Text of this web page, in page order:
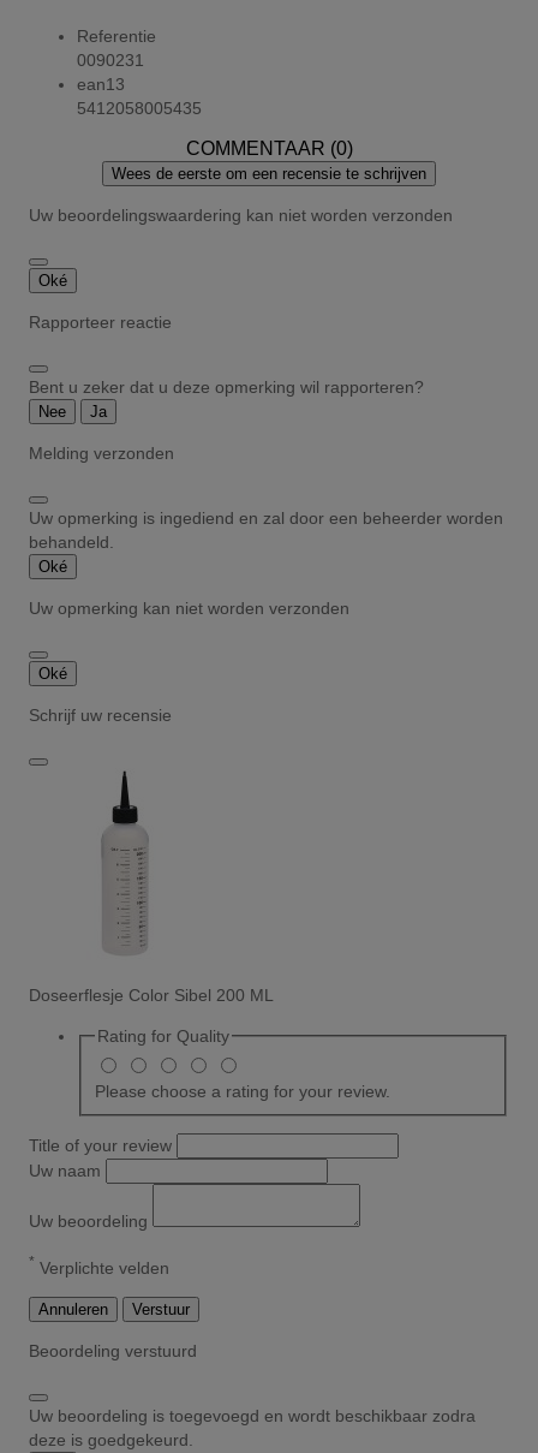
Referentie
0090231
ean13
5412058005435
COMMENTAAR (0)
Wees de eerste om een recensie te schrijven
Uw beoordelingswaardering kan niet worden verzonden
Oké
Rapporteer reactie
Bent u zeker dat u deze opmerking wil rapporteren?
Nee Ja
Melding verzonden
Uw opmerking is ingediend en zal door een beheerder worden
behandeld.
Oké
Uw opmerking kan niet worden verzonden
Oké
Schrijf uw recensie
Doseerflesje Color Sibel 200 ML
Rating for Quality
Please choose a rating for your review.
Title of your review
Uw naam
Uw beoordeling
* Verplichte velden
Annuleren Verstuur
Beoordeling verstuurd
Uw beoordeling is toegevoegd en wordt beschikbaar zodra
deze is goedgekeurd.